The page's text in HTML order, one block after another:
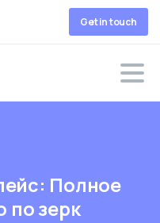
Get in touch
Полное
позерк